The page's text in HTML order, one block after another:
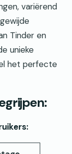
variërend
Tinder en
unieke
het perfecte